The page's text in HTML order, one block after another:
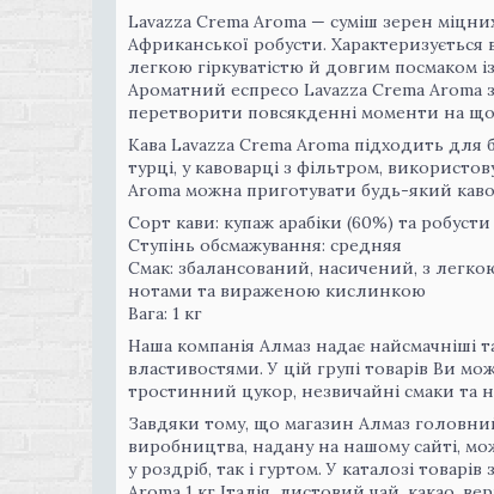
Lavazza Crema Aroma — суміш зерен
Африканської робусти.
легкою гіркуватістю й довгим
Ароматний еспресо Lavazza Crema
перетворити повсякденні моменти на
Кава Lavazza Crema Aroma підходить
турці, у кавоварці з фільтром,
Aroma можна приготувати будь-який
Сорт кави: купаж арабіки (60%) та робусти
Ступінь обсмажування: средняя
Смак: збалансований, насичений, з
нотами та вираженою кислинкою
Вага: 1 кг
Наша компанія Алмаз надає найсмачніші
властивостями. У цій групі товарів Ви
тростинний цукор, незвичайні смаки та
Завдяки тому, що магазин Алмаз
виробництва, надану на нашому сайті,
у роздріб, так і гуртом. У каталозі